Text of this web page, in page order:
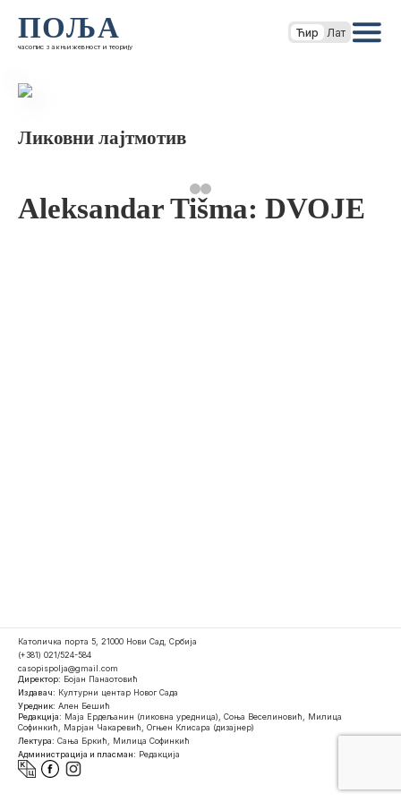
ПОЉА
часопис за књижевност и теорију
Ћир Лат
Ликовни лајтмотив
Aleksandar Tišma: DVOJE
Католичка порта 5, 21000 Нови Сад, Србија
(+381) 021/524-584
casopispolja@gmail.com
Директор: Бојан Панаотовић
Издавач: Културни центар Новог Сада
Уредник: Ален Бешић
Редакција: Маја Ердељанин (ликовна уредница), Соња Веселиновић, Милица
Софинкић, Марјан Чакаревић, Огњен Клисара (дизајнер)
Лектура: Сања Бркић, Милица Софинкић
Администрација и пласман: Редакција